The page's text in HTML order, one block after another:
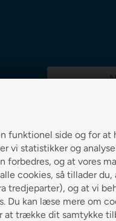
funktionel side og for at
vi statistikker og
forbedres, og at vores
cookies, så tillader
tredjeparter), og at vi
Du kan læse mere om
at trække dit samtykke